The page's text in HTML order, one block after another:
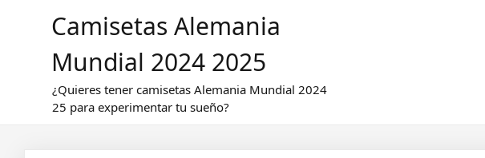
Camisetas Alemania
Mundial 2024 2025
¿Quieres tener camisetas Alemania Mundial 2024
25 para experimentar tu sueño?